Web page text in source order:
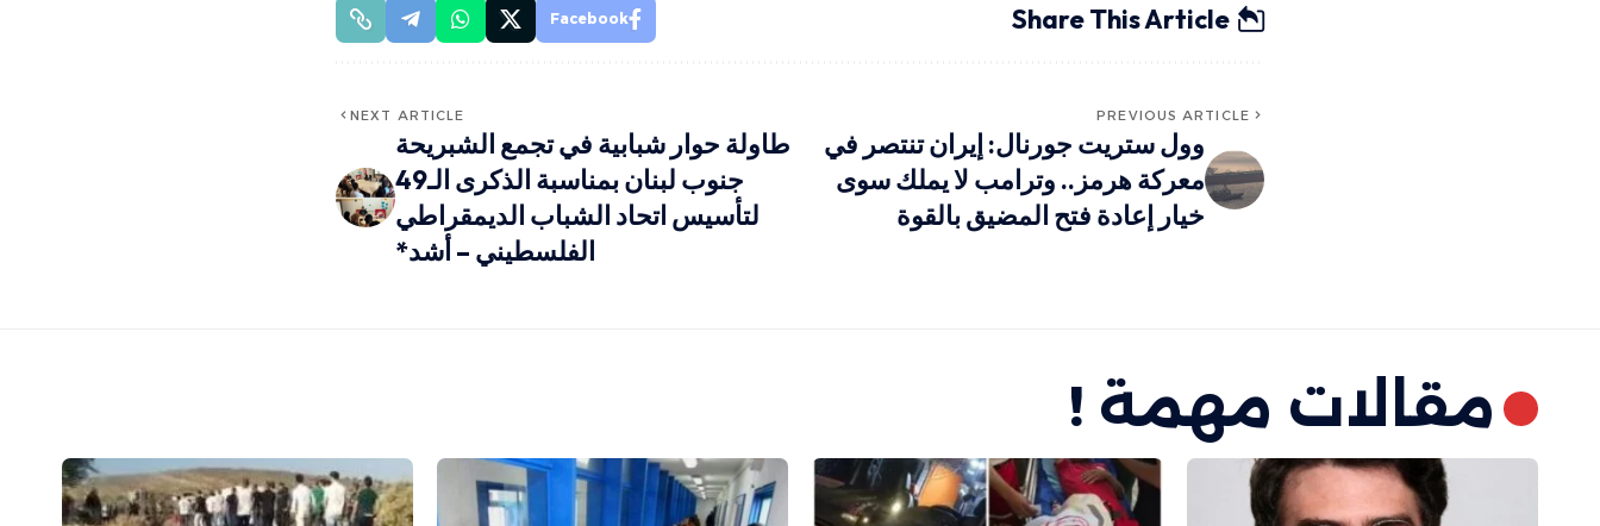
Share This Article
Facebook
PREVIOUS ARTICLE
وول ستريت جورنال: إيران تنتصر في
معركة هرمز.. وترامب لا يملك سوى
خيار إعادة فتح المضيق بالقوة
NEXT ARTICLE
طاولة حوار شبابية في تجمع الشبريحة
جنوب لبنان بمناسبة الذكرى الـ49
لتأسيس اتحاد الشباب الديمقراطي
الفلسطيني – أشد*
مقالات مهمة !